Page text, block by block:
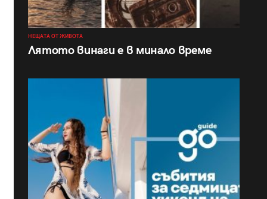
НЕЩАТА ОТ ЖИВОТА
Лятото винаги е в минало време